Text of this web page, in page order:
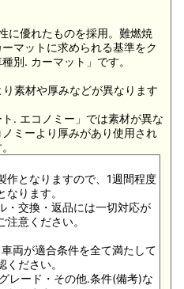
に優れたものを採用。難燃焼
マットに求められる基準をク
別. カーマット」です。
素材や厚みなどが異なります
. エコノミー」では素材が異な
ミーより厚みがあり使用され
作となりますので、1週間程度
ります。
・交換・返品には一切対応が
意ください。
両が適合条件を全て満たして
ださい。
レード・その他.条件(備考)な